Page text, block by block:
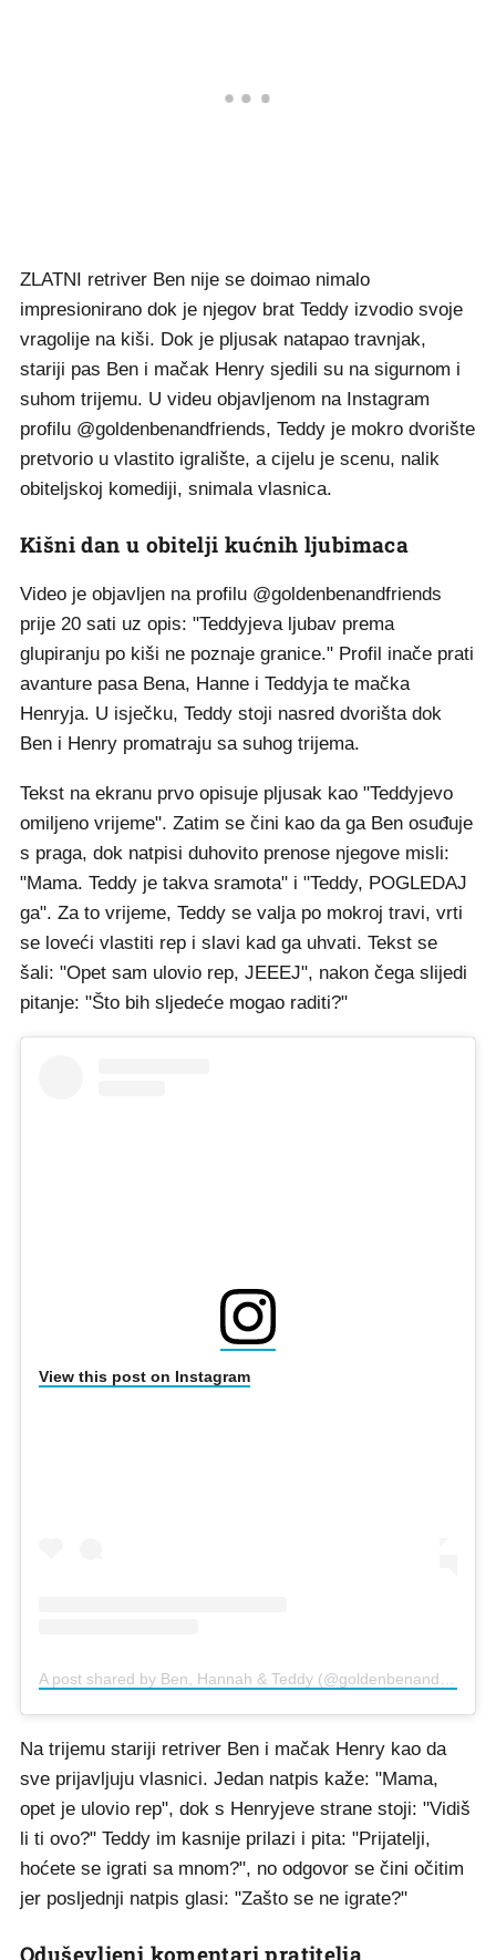
ZLATNI retriver Ben nije se doimao nimalo
impresionirano dok je njegov brat Teddy izvodio svoje
vragolije na kiši. Dok je pljusak natapao travnjak,
stariji pas Ben i mačak Henry sjedili su na sigurnom i
suhom trijemu. U videu objavljenom na Instagram
profilu @goldenbenandfriends, Teddy je mokro dvorište
pretvorio u vlastito igralište, a cijelu je scenu, nalik
obiteljskoj komediji, snimala vlasnica.
Kišni dan u obitelji kućnih ljubimaca
Video je objavljen na profilu @goldenbenandfriends
prije 20 sati uz opis: "Teddyjeva ljubav prema
glupiranju po kiši ne poznaje granice." Profil inače prati
avanture pasa Bena, Hanne i Teddyja te mačka
Henryja. U isječku, Teddy stoji nasred dvorišta dok
Ben i Henry promatraju sa suhog trijema.
Tekst na ekranu prvo opisuje pljusak kao "Teddyjevo
omiljeno vrijeme". Zatim se čini kao da ga Ben osuđuje
s praga, dok natpisi duhovito prenose njegove misli:
"Mama. Teddy je takva sramota" i "Teddy, POGLEDAJ
ga". Za to vrijeme, Teddy se valja po mokroj travi, vrti
se loveći vlastiti rep i slavi kad ga uhvati. Tekst se
šali: "Opet sam ulovio rep, JEEEJ", nakon čega slijedi
pitanje: "Što bih sljedeće mogao raditi?"
View this post on Instagram
Na trijemu stariji retriver Ben i mačak Henry kao da
sve prijavljuju vlasnici. Jedan natpis kaže: "Mama,
opet je ulovio rep", dok s Henryjeve strane stoji: "Vidiš
li ti ovo?" Teddy im kasnije prilazi i pita: "Prijatelji,
hoćete se igrati sa mnom?", no odgovor se čini očitim
jer posljednji natpis glasi: "Zašto se ne igrate?"
Oduševljeni komentari pratitelja